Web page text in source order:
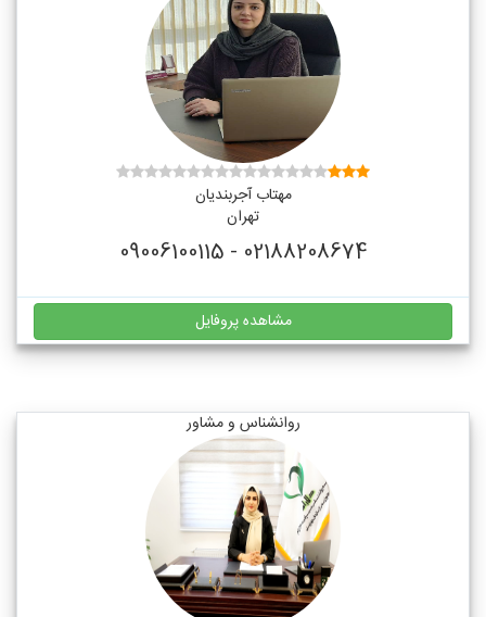
مهتاب آجربندیان
تهران
02188208674 - 09006100115
مشاهده پروفایل
روانشناس و مشاور